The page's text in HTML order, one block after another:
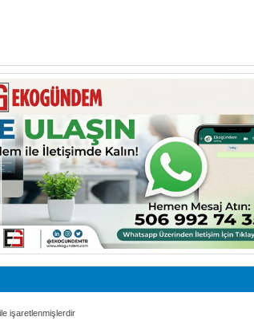
ile işaretlenmişlerdir